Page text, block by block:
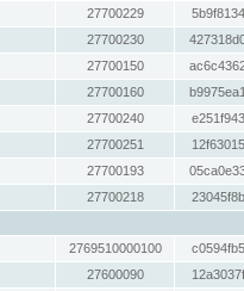
27700229
27700230
27700150
27700160
27700240
27700251
27700193
27700218
2769510000100
27600090